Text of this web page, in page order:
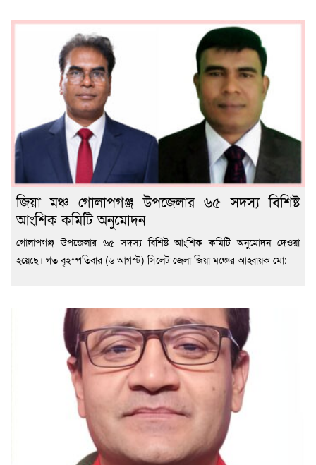
জিয়া মঞ্চ গোলাপগঞ্জ উপজেলার ৬৫ সদস্য বিশিষ্ট
আংশিক কমিটি অনুমোদন
গোলাপগঞ্জ উপজেলার ৬৫ সদস্য বিশিষ্ট আংশিক কমিটি অনুমোদন দেওয়া
হয়েছে। গত বৃহস্পতিবার (৬ আগস্ট) সিলেট জেলা জিয়া মঞ্চের আহ্বায়ক মো: